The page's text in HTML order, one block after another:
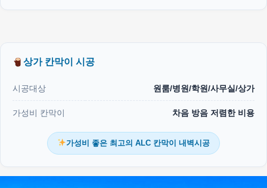
상가 칸막이 시공
시공대상 원룸/병원/학원/사무실/상가
가성비 칸막이 차음 방음 저렴한 비용
가성비 좋은 최고의 ALC 칸막이 내벽시공